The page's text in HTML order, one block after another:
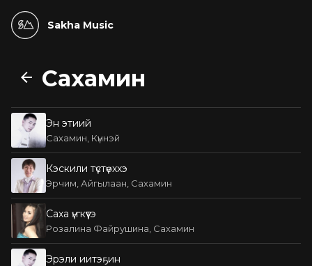
Sakha Music
Сахамин
Эн этиий
Сахамин, Күннэй
Кэскили түстүөххэ
Эрчим, Айгылаан, Сахамин
Саха үҥкүүтэ
Розалина Файрушина, Сахамин
Эрэли иитэҕин